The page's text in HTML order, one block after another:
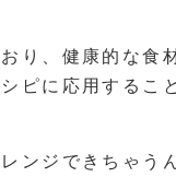
り、健康的な食
ピに応用するこ
ンジできちゃう